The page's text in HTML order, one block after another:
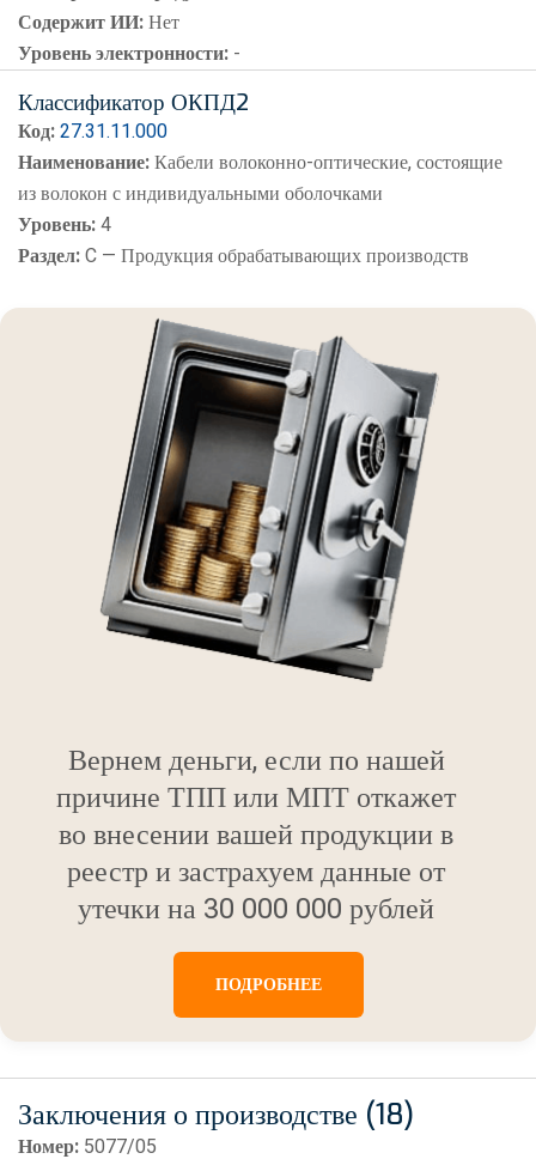
Содержит ИИ:Нет
Уровень электронности: -
Классификатор ОКПД2
Код:27.31.11.000
Наименование:Кабели волоконно-оптические, состоящие
из волокон с индивидуальными оболочками
Уровень:4
Раздел:C — Продукция обрабатывающих производств
Вернем деньги, если по нашей
причине ТПП или МПТ откажет
во внесении вашей продукции в
реестр и застрахуем данные от
утечки на 30 000 000 рублей
ПОДРОБНЕЕ
Заключения о производстве (18)
Номер: 5077/05